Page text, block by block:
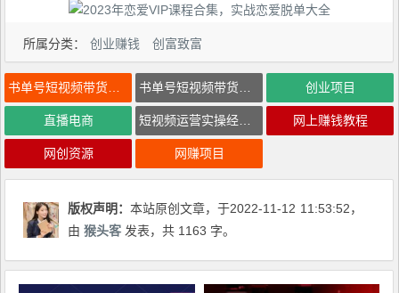
所属分类： 创业赚钱 创富致富
书单号短视频带货实操课 书单号短视频带货实操课 短视频运营实操经验干货分享 创业项目
直播电商 短视频运营实操经验干货分享 网上赚钱教程
网创资源 网赚项目
版权声明：本站原创文章，于2022-11-12 11:53:52，
由猴头客 发表，共 1163 字。